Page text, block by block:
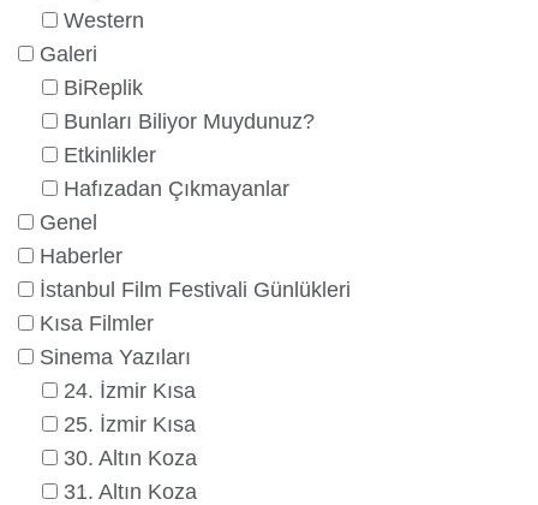
Western
Galeri
BiReplik
Bunları Biliyor Muydunuz?
Etkinlikler
Hafızadan Çıkmayanlar
Genel
Haberler
İstanbul Film Festivali Günlükleri
Kısa Filmler
Sinema Yazıları
24. İzmir Kısa
25. İzmir Kısa
30. Altın Koza
31. Altın Koza